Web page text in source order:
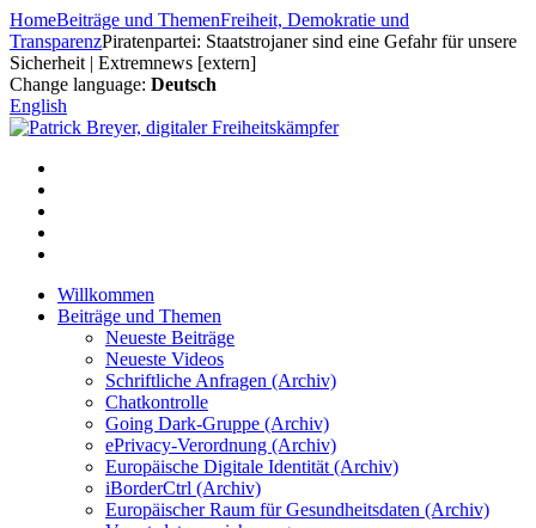
Zum
Inhalt
springen
HomeBeiträge und ThemenFreiheit, Demokratie und
TransparenzPiratenpartei: Staatstrojaner sind eine Gefahr für unsere
Sicherheit | Extremnews [extern]
Change language: Deutsch
English
Willkommen
Beiträge und Themen
Neueste Beiträge
Neueste Videos
Schriftliche Anfragen (Archiv)
Chatkontrolle
Going Dark-Gruppe (Archiv)
ePrivacy-Verordnung (Archiv)
Europäische Digitale Identität (Archiv)
iBorderCtrl (Archiv)
Europäischer Raum für Gesundheitsdaten (Archiv)